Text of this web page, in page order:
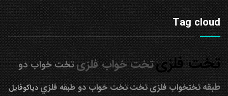
Tag cloud
تخت فلزیتخت خواب فلزیتخت خواب دو
طبقه تختخواب فلزیتختتخت خواب دو طبقه فلزيدیاکوفایل